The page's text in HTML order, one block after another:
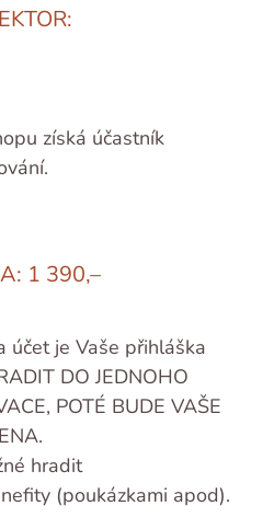
získá účastník
1 390,–
účet je Vaše přihláška
DO JEDNOHO
POTÉ BUDE VAŠE
hradit
(poukázkami apod).